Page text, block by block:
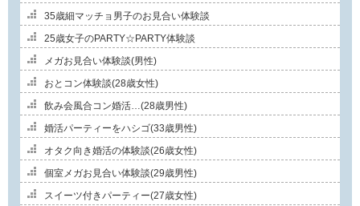
35歳細マッチョ男子のお見合い体験談
25歳女子のPARTY☆PARTY体験談
メガお見合い体験談(男性)
おとコン体験談(28歳女性)
飲み会風合コン婚活…(28歳男性)
婚活パーティーをハシゴ(33歳男性)
オタク向き婚活の体験談(26歳女性)
個室メガお見合い体験談(29歳男性)
スイーツ付きパーティー(27歳女性)